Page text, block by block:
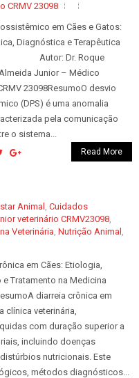
CRMV 23098
em Cães e Gatos:
Diagnóstica e Terapêutica
Dr. Roque
Junior – Médico
23098ResumoO desvio
(DPS) é uma anomalia
pela comunicação
o sistema...
Read More
Animal , Cuidados
veterinário CRMV23098,
Veterinária, Nutrição Animal ,
em Cães: Etiologia,
Tratamento na Medicina
diarreia crônica em
clínica veterinária,
com duração superior a
incluindo doenças
nutricionais. Este
métodos diagnósticos...